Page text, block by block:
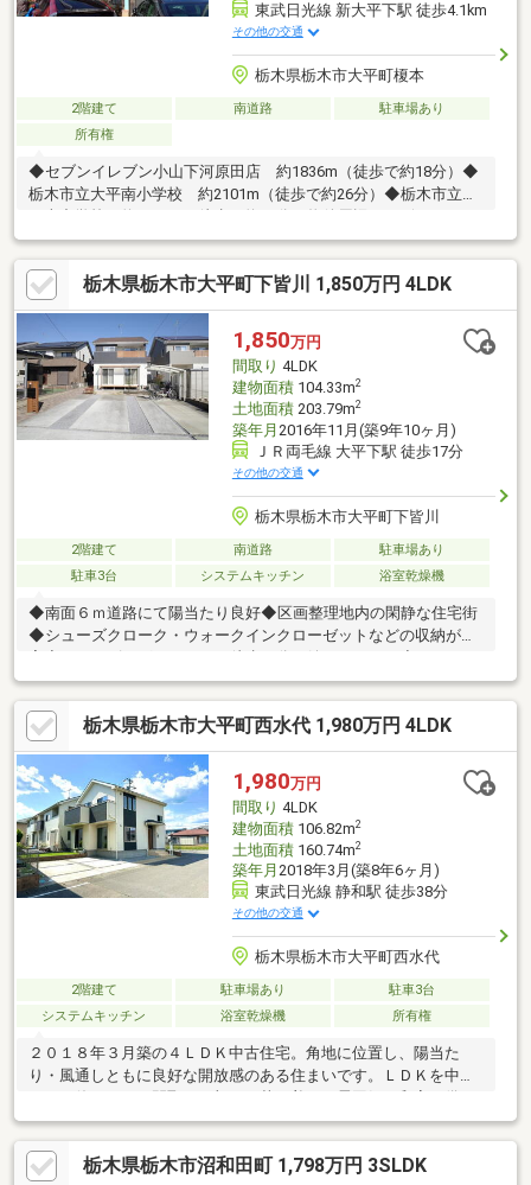
東武日光線 新大平下駅 徒歩4.1km
その他の交通
栃木県栃木市大平町榎本
2階建て 南道路
駐車場あり
所有権
◆セブンイレブン小山下河原田店 約1836m（徒歩で約18分）◆
栃木市立大平南小学校 約2101m（徒歩で約26分）◆栃木市立大
プを提供しています。お気軽にお問い合わせください。
栃木県栃木市大平町下皆川 1,850万円 4LDK
1,850万円
間取り 4LDK
建物面積104.33m2
土地面積203.79m2
築年月 2016年11月(築9年10ヶ月)
ＪＲ両毛線 大平下駅 徒歩17分
その他の交通
栃木県栃木市大平町下皆川
2階建て 南道路
駐車場あり
駐車3台
システムキッチン 浴室乾燥機
◆南面６ｍ道路にて陽当たり良好◆区画整理地内の閑静な住宅街
◆シューズクローク・ウォークインクローゼットなどの収納が充
実◆ショッピングモールまで徒歩４分は嬉しいですね◆サイクル
ポートもあり通勤通学時にも便利です◆桜並木や、大平山、があ
り四季を楽しむことができます
栃木県栃木市大平町西水代 1,980万円 4LDK
1,980万円
間取り 4LDK
建物面積106.82m2
土地面積160.74m2
築年月 2018年3月(築8年6ヶ月)
東武日光線 静和駅 徒歩38分
その他の交通
栃木県栃木市大平町西水代
2階建て 駐車場あり
駐車3台
システムキッチン
浴室乾燥機 所有権
２０１８年３月築の４ＬＤＫ中古住宅。角地に位置し、陽当た
り・風通しともに良好な開放感のある住まいです。ＬＤＫを中心
ており、来客用やお子様の遊び場、昼寝スペースなど多用途に活
用できます。さらにサービスルーム付きで収納力も確保され、生
活空間をすっきり保てます。人工芝のお庭は手入れがしやすく、
栃木県栃木市沼和田町 1,798万円 3SLDK